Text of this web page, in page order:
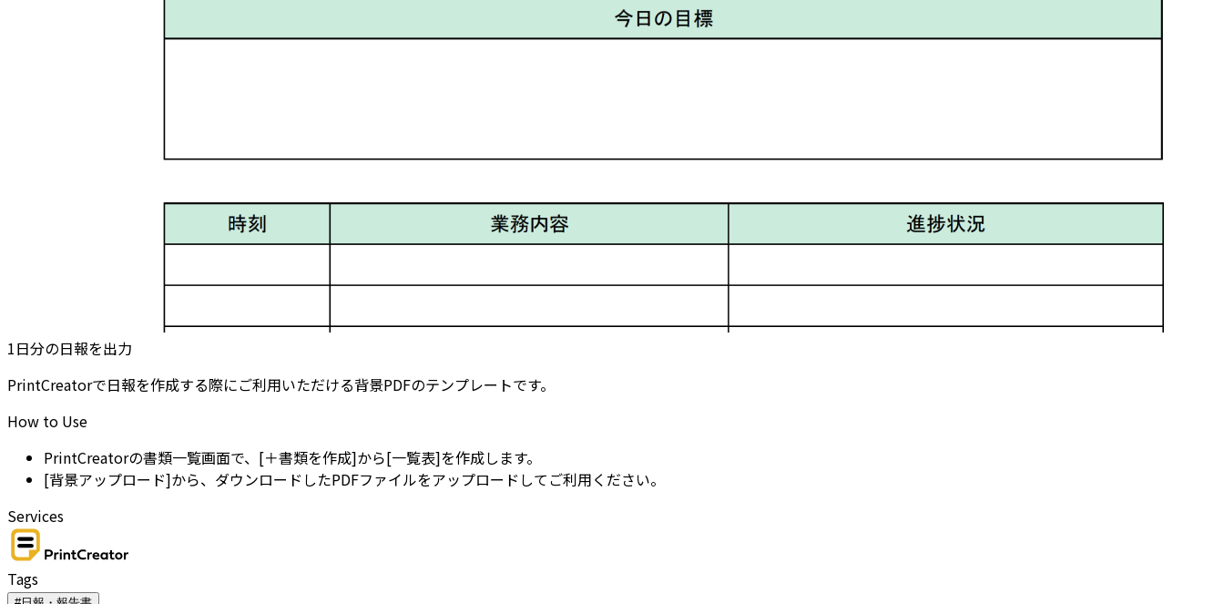
1日分の日報を出力
PrintCreatorで日報を作成する際にご利用いただける背景PDFのテンプレートです。
How to Use
PrintCreatorの書類一覧画面で、[＋書類を作成]から[一覧表]を作成します。
[背景アップロード]から、ダウンロードしたPDFファイルをアップロードしてご利用ください。
Services
Tags